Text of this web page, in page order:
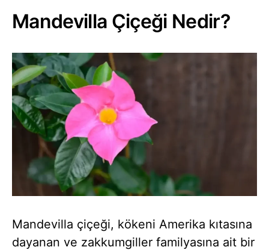
Mandevilla Çiçeği Nedir?
Mandevilla çiçeği, kökeni Amerika kıtasına
dayanan ve zakkumgiller familyasına ait bir